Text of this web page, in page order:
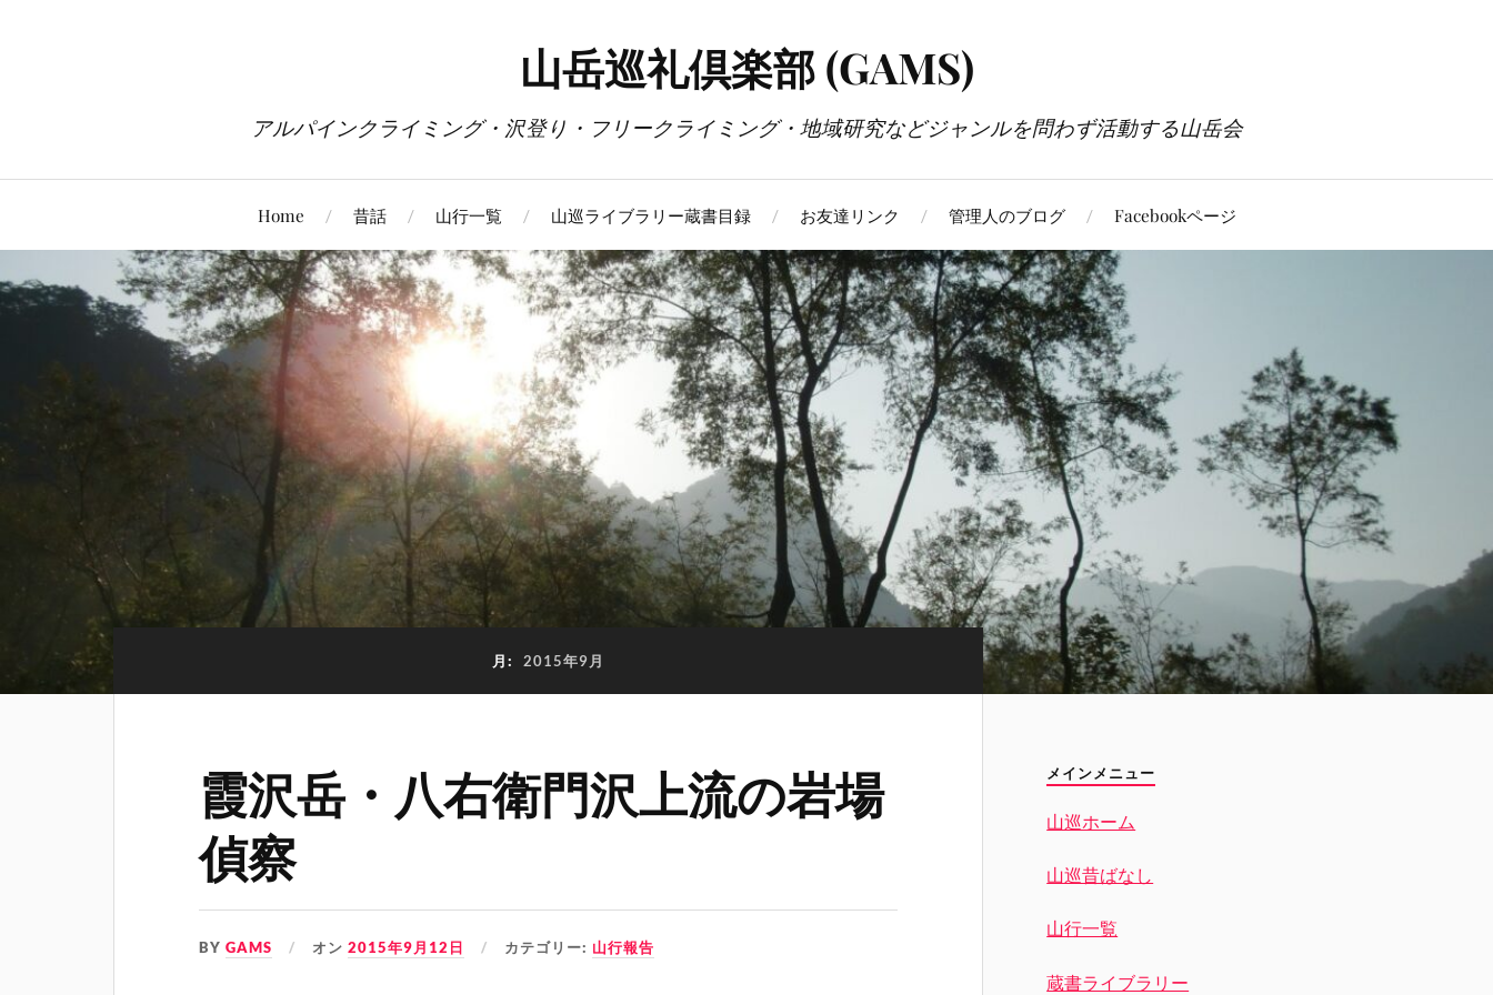
山岳巡礼倶楽部 (GAMS)
アルパインクライミング・沢登り・フリークライミング・地域研究などジャンルを問わず活動する山岳会
Home 昔話 山行一覧 山巡ライブラリー蔵書目録 お友達リンク 管理人のブログ Facebookページ
月: 2015年9月
霞沢岳・八右衛門沢上流の岩場
偵察
BYGAMS オン2015年9月12日 カテゴリー: 山行報告
メインメニュー
山巡ホーム
山巡昔ばなし
山行一覧
蔵書ライブラリー